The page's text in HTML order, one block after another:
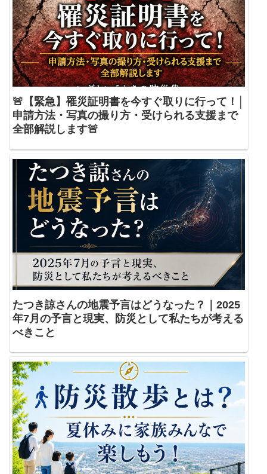
🚨【緊急】罹災証明書を今すぐ取りに行って！│
申請方法・写真の撮り方・受けられる支援まで
全部解説します🚨
たつき諒さんの地震予言はどうなった？｜2025
年7月の予言と現実、防災として私たちが考える
べきこと